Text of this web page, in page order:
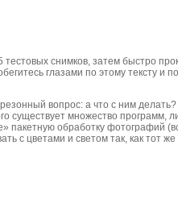
снимков, затем быстро
глазами по этому тексту и
вопрос: а что с ним
существует множество программ,
обработку фотографий
с цветами и светом так, как тот